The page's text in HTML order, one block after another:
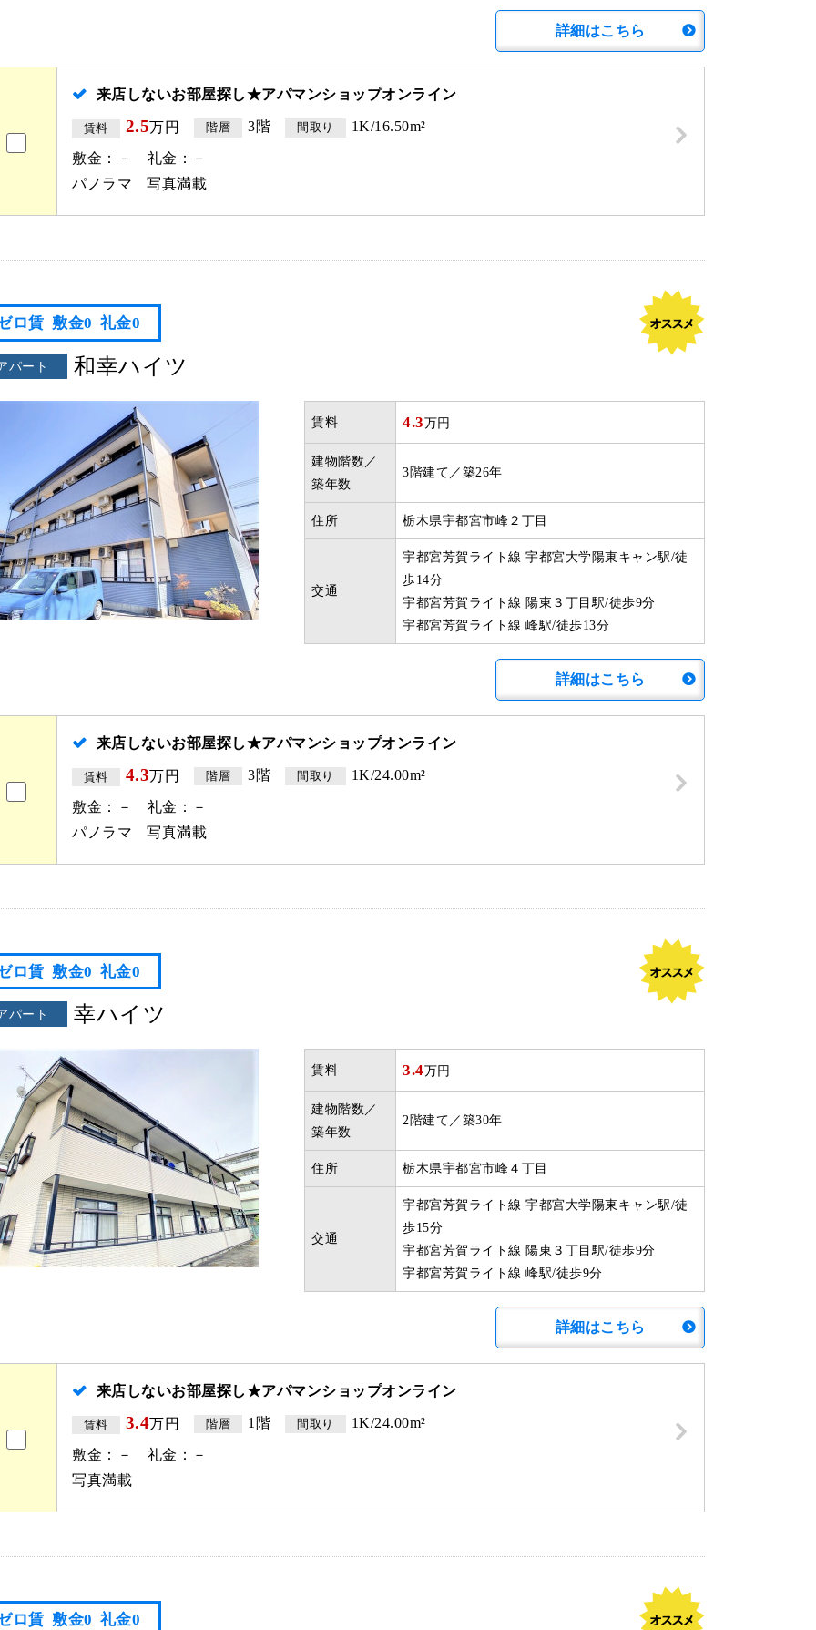
詳細はこちら
来店しないお部屋探し★アパマンショップオンライン
賃料 2.5万円 階層 3階 間取り 1K/16.50m²
敷金：－ 礼金：－
パノラマ
写真満載
ロ賃 敷金0 礼金0
パート 和幸ハイツ
賃料 4.3万円
建物階数／
築年数
3階建て／築26年
住所 栃木県宇都宮市峰２丁目
交通
宇都宮芳賀ライト線 宇都宮大学陽東キャン駅/徒
歩14分
宇都宮芳賀ライト線 陽東３丁目駅/徒歩9分
宇都宮芳賀ライト線 峰駅/徒歩13分
詳細はこちら
来店しないお部屋探し★アパマンショップオンライン
賃料 4.3万円 階層 3階 間取り 1K/24.00m²
敷金：－ 礼金：－
パノラマ
写真満載
ロ賃 敷金0 礼金0
パート 幸ハイツ
賃料 3.4万円
建物階数／
築年数
2階建て／築30年
住所 栃木県宇都宮市峰４丁目
交通
宇都宮芳賀ライト線 宇都宮大学陽東キャン駅/徒
歩15分
宇都宮芳賀ライト線 陽東３丁目駅/徒歩9分
宇都宮芳賀ライト線 峰駅/徒歩9分
詳細はこちら
来店しないお部屋探し★アパマンショップオンライン
賃料 3.4万円 階層 1階 間取り 1K/24.00m²
敷金：－ 礼金：－
写真満載
ロ賃 敷金0 礼金0